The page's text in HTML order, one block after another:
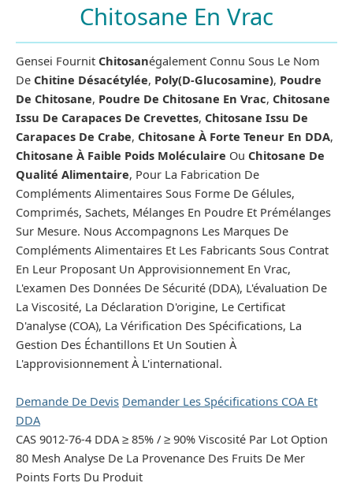
Chitosane En Vrac
Gensei Fournit ChitosanÉgalement Connu Sous Le Nom
De Chitine Désacétylée, Poly(D-Glucosamine), Poudre
De Chitosane, Poudre De Chitosane En Vrac, Chitosane
Issu De Carapaces De Crevettes, Chitosane Issu De
Carapaces De Crabe, Chitosane À Forte Teneur En DDA,
Chitosane À Faible Poids Moléculaire Ou Chitosane De
Qualité Alimentaire, Pour La Fabrication De
Compléments Alimentaires Sous Forme De Gélules,
Comprimés, Sachets, Mélanges En Poudre Et Prémélanges
Sur Mesure. Nous Accompagnons Les Marques De
Compléments Alimentaires Et Les Fabricants Sous Contrat
En Leur Proposant Un Approvisionnement En Vrac,
L'examen Des Données De Sécurité (DDA), L'évaluation De
La Viscosité, La Déclaration D'origine, Le Certificat
D'analyse (COA), La Vérification Des Spécifications, La
Gestion Des Échantillons Et Un Soutien À
L'approvisionnement À L'international.
Demande De Devis Demander Les Spécifications COA Et
DDA
CAS 9012-76-4 DDA ≥ 85% / ≥ 90% Viscosité Par Lot Option
80 Mesh Analyse De La Provenance Des Fruits De Mer
Points Forts Du Produit